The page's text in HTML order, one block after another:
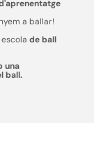
a ballar!
escola de ball
una
ball.